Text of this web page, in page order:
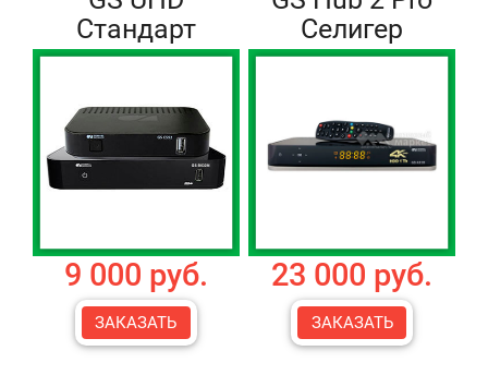
Стандарт
9 000 руб.
ЗАКАЗАТЬ
Селигер
23 000 руб.
ЗАКАЗАТЬ